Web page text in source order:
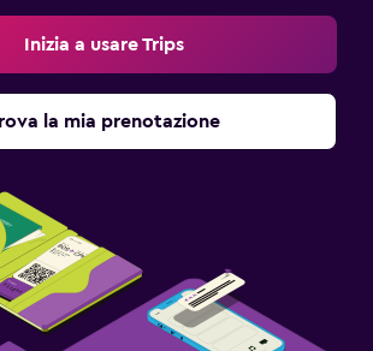
Inizia a usare Trips
la mia prenotazione